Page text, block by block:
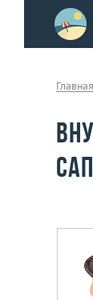
Главная